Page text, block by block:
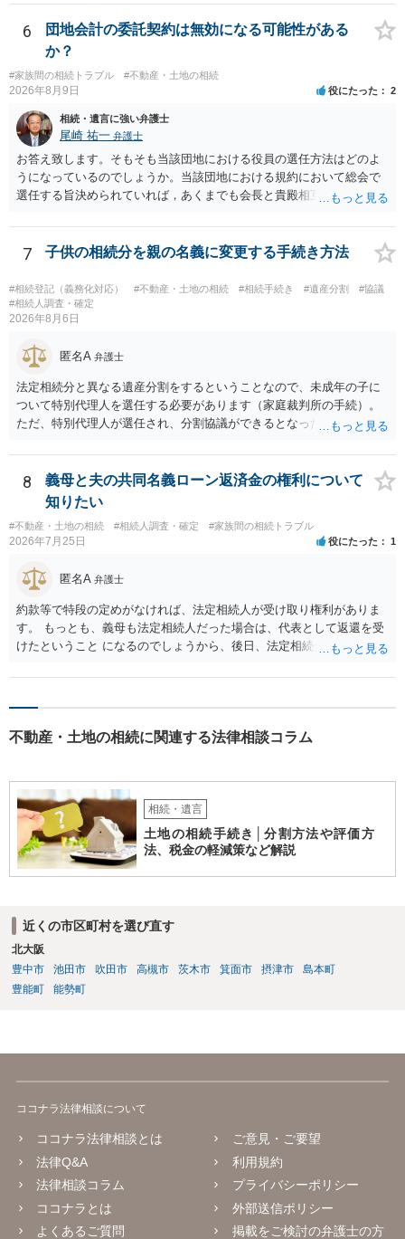
も相続権があります。つまり、孫５人に加えて「おじ又はおば」にも
相続権がある可能性があります。
6
団地会計の委託契約は無効になる可能性がある
か？
#家族間の相続トラブル #不動産・土地の相続
2026年8月9日 役にたった 2
相続・遺言に強い弁護士
尾崎 祐一 弁護士
お答え致します。そもそも当該団地における役員の選任方法はどのよ
うになっているのでしょうか。当該団地における規約において総会で
選任する旨決められていれば，あくまでも会長と貴殿相互間における
し，団地と貴殿との委託契約は有効に成立しています。当該団地にお
ける役員の選任が会長の専権でできるのであれば，貴殿と会長との合
7 子供の相続分を親の名義に変更する手続き方法
#相続登記（義務化対応） #不動産・土地の相続 #相続手続き #遺産分割
#協議
#相続人調査・確定
2026年8月6日
匿名A 弁護士
法定相続分と異なる遺産分割をするということなので、未成年の子に
ついて特別代理人を選任する必要があります（家庭裁判所の手続）。
ただ、特別代理人が選任され、分割協議ができるとなったとしても、
の権利も守られなければならないからです。 相続財産全体で、未成年
者の権利が守られているかどうかを判断しなければなりません。 単
に、未成年者を今後養育するのは、自分だからという理由では、法定
相続分以上に多くの遺産を取得することができるというわけではあり
ません。
8
義母と夫の共同名義ローン返済金の権利について
知りたい
#不動産・土地の相続 #相続人調査・確定 #家族間の相続トラブル
2026年7月25日 役にたった 1
匿名A 弁護士
約款等で特段の定めがなければ、法定相続人が受け取り権利がありま
す。 もっとも、義母も法定相続人だった場合は、代表として返還を受
けたということ になるのでしょうから、後日、法定相続分に基づいて
不動産・土地の相続に関連する法律相談コラム
相続・遺言
土地の相続手続き│分割方法や評価方
法、税金の軽減策など解説
近くの市区町村を選び直す
北大阪
豊中市
池田市 吹田市 高槻市 茨木市 箕面市 摂津市
島本町
豊能町
能勢町
ココナラ法律相談について
ココナラ法律相談とは
法律Q&A
法律相談コラム
ココナラとは
よくあるご質問
ご意見・ご要望
利用規約
プライバシーポリシー
外部送信ポリシー
掲載をご検討の弁護士の方